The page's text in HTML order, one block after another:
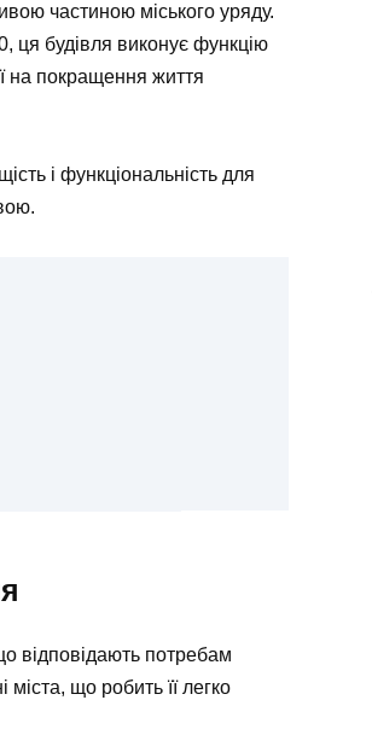
частиною міського уряду.
ця будівля виконує функцію
на покращення життя
і функціональність для
відповідають потребам
міста, що робить її легко